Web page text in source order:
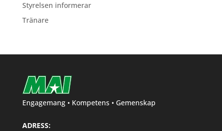
Styrelsen informerar
Tränare
Engagemang • Kompetens • Gemenskap
ADRESS: